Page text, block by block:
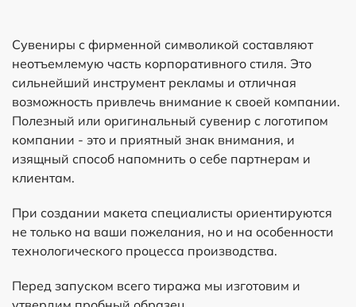
Сувениры с фирменной символикой составляют
неотъемлемую часть корпоративного стиля. Это
сильнейший инструмент рекламы и отличная
возможность привлечь внимание к своей компании.
Полезный или оригинальный сувенир с логотипом
компании - это и приятный знак внимания, и
изящный способ напомнить о себе партнерам и
клиентам.
При создании макета специалисты ориентируются
не только на ваши пожелания, но и на особенности
технологического процесса производства.
Перед запуском всего тиража мы изготовим и